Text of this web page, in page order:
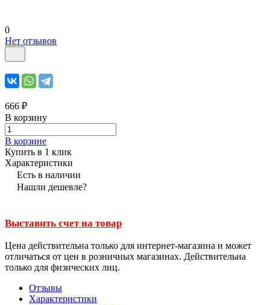
0
Нет отзывов
666 ₽
В корзину
В корзине
Купить в 1 клик
Характеристики
Есть в наличии
Нашли дешевле?
Выставить счет на товар
Цена действительна только для интернет-магазина и может
отличаться от цен в розничных магазинах. Действительна
только для физических лиц.
Отзывы
Характеристики